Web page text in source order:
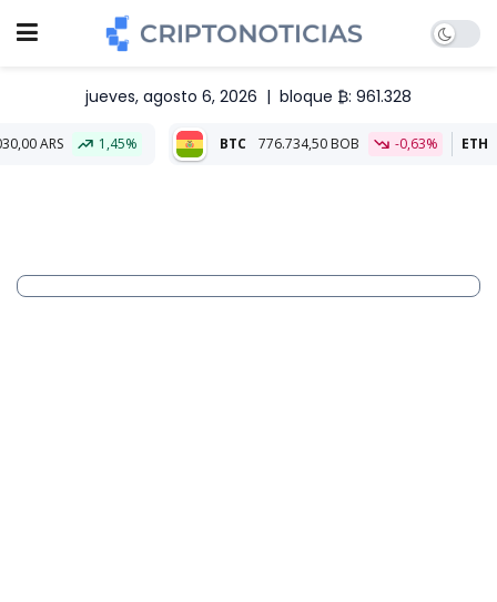
jueves, agosto 6, 2026 | bloque ₿: 961.328
1,45% BTC 776.734,50 BOB -0,63% ETH 22.909,53